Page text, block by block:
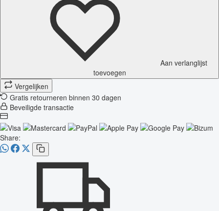
Aan verlanglijst
toevoegen
Vergelijken
Gratis retourneren binnen 30 dagen
Beveiligde transactie
Share: